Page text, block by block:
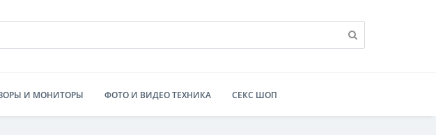
И МОНИТОРЫ ФОТО И ВИДЕО ТЕХНИКА СЕКС ШОП